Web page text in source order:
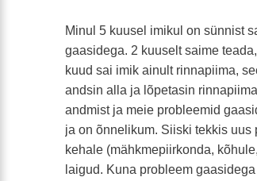
Minul 5 kuusel imikul on sünnist
gaasidega. 2 kuuselt saime
kuud sai imik ainult rinnapiima,
andsin alla ja lõpetasin
andmist ja meie probleemid
ja on õnnelikum. Siiski tekkis
kehale (mähkmepiirkonda,
laigud. Kuna probleem